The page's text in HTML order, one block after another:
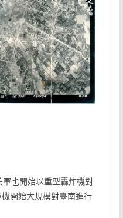
也開始以重型轟炸機對
開始大規模對臺南進行